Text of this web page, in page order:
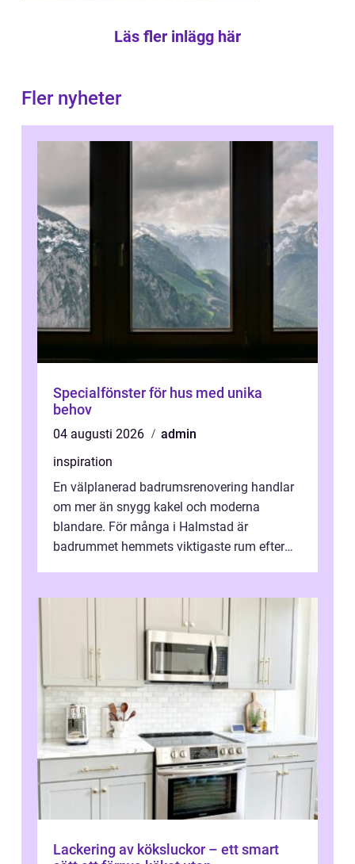
Läs fler inlägg här
Fler nyheter
Specialfönster för hus med unika
behov
04 augusti 2026
admin
inspiration
En välplanerad badrumsrenovering handlar
om mer än snygg kakel och moderna
blandare. För många i Halmstad är
badrummet hemmets viktigaste rum efter
Lackering av köksluckor – ett smart